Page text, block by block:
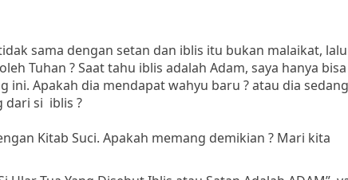
sama dengan setan dan iblis itu bukan malaikat,
Tuhan ? Saat tahu iblis adalah Adam, saya hanya bisa
Apakah dia mendapat wahyu baru ? atau dia sedang
dari si iblis ?
Kitab Suci. Apakah memang demikian ? Mari kita